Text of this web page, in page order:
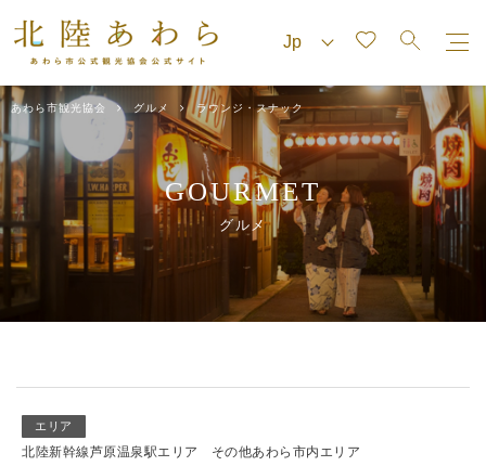
あわら市観光協会 グルメ ラウンジ・スナック
GOURMET
グルメ
エリア
北陸新幹線芦原温泉駅エリア
その他あわら市内エリア